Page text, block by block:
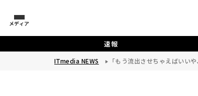
メディア
速報
ITmedia NEWS 「もう流出させちゃえばいい